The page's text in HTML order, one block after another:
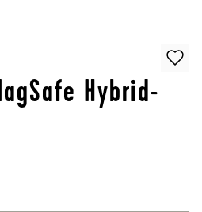
Hybrid-